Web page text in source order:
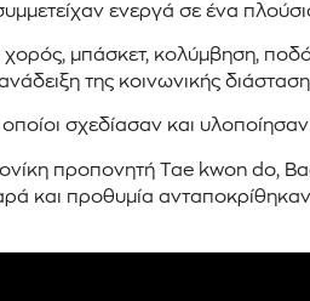
ενεργά σε ένα
χορός, μπάσκετ, κολύμβηση,
της κοινωνικής
σχεδίασαν και
προπονητή Tae kwon do,
και προθυμία